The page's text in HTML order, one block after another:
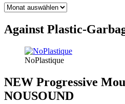
BLOG
Against Plastic-
NoPlastique
NEW Progressive
NOUSOUND